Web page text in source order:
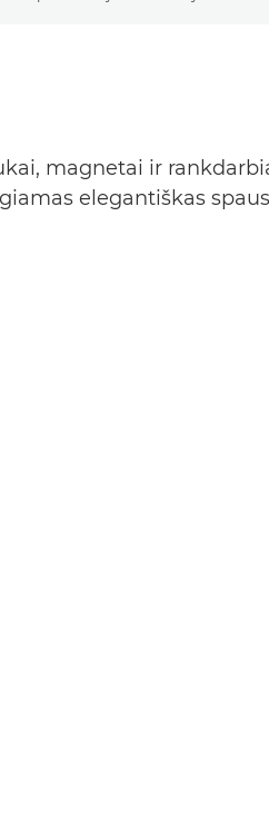
magnetai ir
elegantiškas